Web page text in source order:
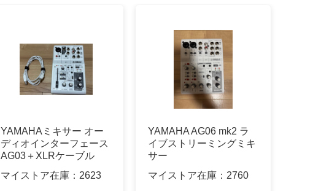
YAMAHAミキサー オー
ディオインターフェース
AG03＋XLRケーブル
マイストア在庫： 2623
YAMAHA AG06 mk2 ラ
イブストリーミングミキ
サー
マイストア在庫： 2760